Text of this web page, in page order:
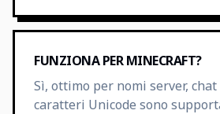
FUNZIONA PER MINECRAFT?
Sì, ottimo per nomi server,
caratteri Unicode sono